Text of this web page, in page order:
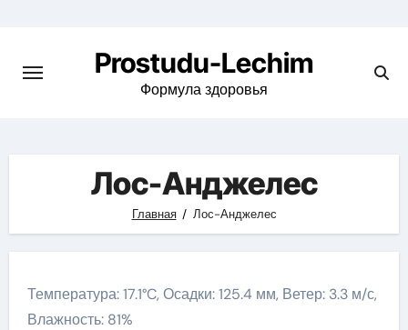
содержимому
Prostudu-Lechim
Формула здоровья
Лос-Анджелес
Главная Лос-Анджелес
Температура: 17.1°C, Осадки: 125.4 мм, Ветер: 3.3 м/с,
Влажность: 81%